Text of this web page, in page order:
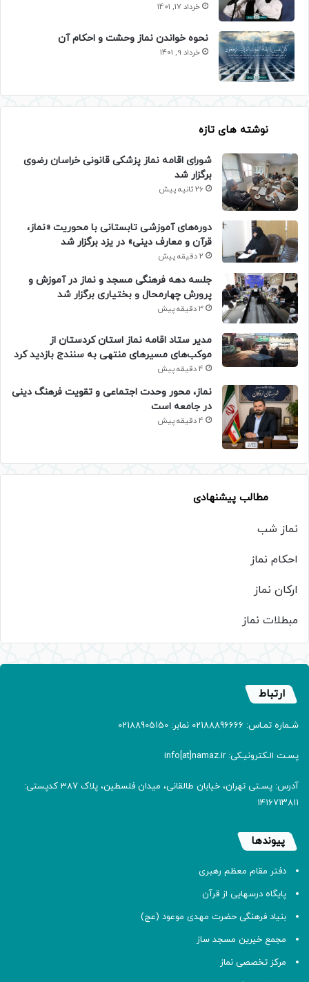
خرداد 17, 1401
نحوه خواندن نماز وحشت و احکام آن
خرداد 9, 1401
نوشته های تازه
شورای اقامه نماز پزشکی قانونی خراسان رضوی
برگزار شد
26 ثانیه پیش
دوره‌های آموزشی تابستانی با محوریت «نماز،
قرآن و معارف دینی» در یزد برگزار شد
2 دقیقه پیش
جلسه دهه فرهنگی مسجد و نماز در آموزش و
پرورش چهارمحال و بختیاری برگزار شد
3 دقیقه پیش
مدیر ستاد اقامه نماز استان کردستان از
موکب‌های مسیرهای منتهی به سنندج بازدید کرد
4 دقیقه پیش
نماز، محور وحدت اجتماعی و تقویت فرهنگ دینی
در جامعه است
4 دقیقه پیش
مطالب پیشنهادی
نماز شب
احکام نماز
ارکان نماز
مبطلات نماز
ارتباط
شـماره تمـاس: 02188896666 نمابر: 02188905150
پسـت الـکترونیـکی: info[at]namaz.ir
آدرس: پسـتی تهران، خیابان طالقانی، میدان فلسطین، پلاک 387 کدپستی:
۱۴۱۶۷۱۳۸۱۱
پیوندها
دفتر مقام معظم رهبری
پایگاه درسهایی از قرآن
بنیاد فرهنگی حضرت مهدی موعود (عج)
مجمع خیرین مسجد ساز
مرکز تخصصی نماز